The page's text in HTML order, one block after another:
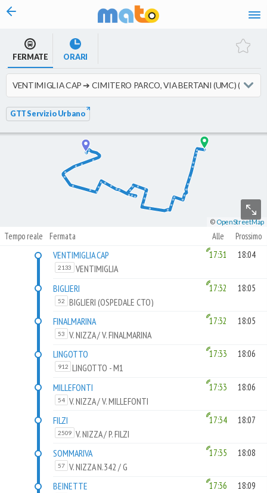
vai al contenuto
FERMATE ORARI
GTT Servizio Urbano
© OpenStreetMap
Tempo reale Fermata Alle Prossimo
VENTIMIGLIA CAP
2133 VENTIMIGLIA
17:31 18:04
BIGLIERI
52 BIGLIERI (OSPEDALE CTO)
17:32 18:05
FINALMARINA
53 V. NIZZA / V. FINALMARINA
17:32 18:05
LINGOTTO
912 LINGOTTO - M1
17:33 18:06
MILLEFONTI
54 V. NIZZA / V. MILLEFONTI
17:33 18:06
FILZI
2509 V. NIZZA / P. FILZI
17:34 18:07
SOMMARIVA
57 V. NIZZA N.342 / G
17:35 18:08
BEINETTE 17:36 18:09